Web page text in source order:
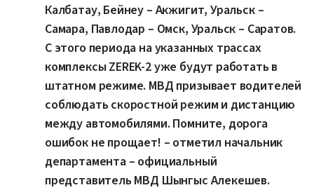
Калбатау, Бейнеу – Акжигит, Уральск –
Самара, Павлодар – Омск, Уральск – Саратов.
С этого периода на указанных трассах
комплексы ZEREK-2 уже будут работать в
штатном режиме. МВД призывает водителей
соблюдать скоростной режим и дистанцию
между автомобилями. Помните, дорога
ошибок не прощает! – отметил начальник
департамента – официальный
представитель МВД Шынгыс Алекешев.